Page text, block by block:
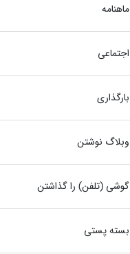
ماهنامه
اجتماعی
بارگذاری
وبلاگ نوشتن
گوشی (تلفن) را گذاشتن
بسته پستی